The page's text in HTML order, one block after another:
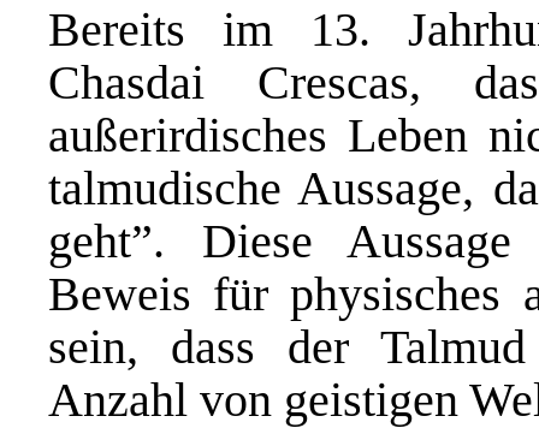
Bereits im 13.
Chasdai Crescas,
außerirdisches Leben
talmudische Aussage,
geht”. Diese
Beweis für physisches
sein, dass der
Anzahl von geistigen